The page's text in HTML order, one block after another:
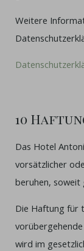
Weitere
10
Das Hotel
vorsätzlicher
beruhen, soweit
Die Haftung für
wird im